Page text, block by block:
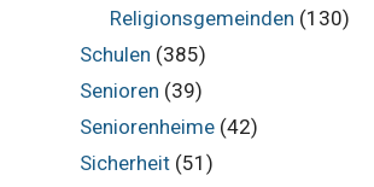
Religionsgemeinden (130)
Schulen (385)
Senioren (39)
Seniorenheime(42)
Sicherheit(51)